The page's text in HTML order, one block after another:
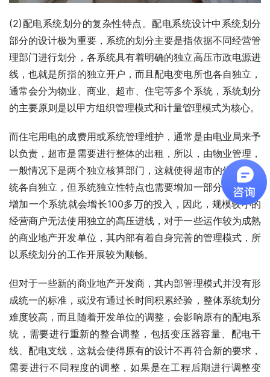
(2)配电系统划分的复杂性特点。配电系统设计中系统划分
部分的设计极为重要，系统的划分主要是指依据不同经营管
理部门进行划分，各系统具有着明确的独立高压市政电源进
线，也就是所指的独立开户，而且配电变电所也各自独立，
通常会分为物业、商业、超市、住宅等多个系统，系统划分
的主要原则是以甲方组织管理模式和计量管理模式为核心。
而住宅用电的成费用或系统管理维护，通常是由电业局来予
以负责，超市是需要进行整体的出租，所以，由物业管理，
一般情况下是两个独立核算部门，这就使得超市的供配电系
统各自独立，但系统独立性特点也需要增加一部分成本，每
增加一个系统就会增长100多万的投入，因此，规模较小的
经营商户无法使用独立的高压进线，对于一些运作较为成熟
的商业地产开发单位，其内部有着自身完善的管理模式，所
以系统划分的工作开展较为顺畅。
但对于一些新的商业地产开发商，其内部管理模式并没有形
成统一的标准，或没有通过长时间积累经验，整体系统划分
难度较高，而且随着开发单位的调整，会影响原有的配电系
统，需要进行重新的整合调整，包括变压器容量、配电干
线、配电支线，这就会使得原有的设计不再符合新的要求，
需要进行不同程度的调整，如果是在工程后期进行调整变